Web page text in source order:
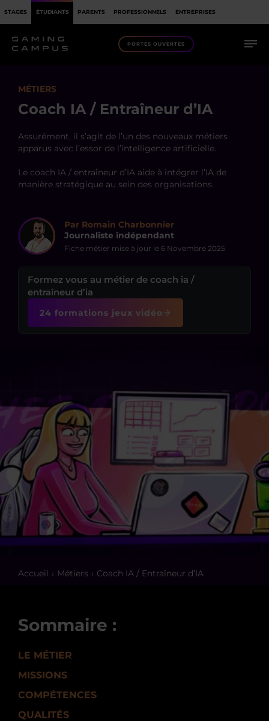
STAGES ÉTUDIANTS PARENTS PROFESSIONNELS ENTREPRISES
PORTES OUVERTES
MÉTIERS
Coach IA / Entraîneur d’IA
Assurément, il s’agit de l’un des nouveaux métiers
apparus avec l’essor de l’intelligence artificielle.
Le coach IA / entraîneur d’IA aide à intégrer l’IA de
manière stratégique au sein des organisations.
Par Romain Charbonnier
Journaliste indépendant
Fiche métier mise à jour le 6 Novembre 2025
Formez vous au métier de coach ia /
entraîneur d’ia
24 formations jeux vidéo
Accueil Métiers Coach IA / Entraîneur d’IA
Sommaire :
LE MÉTIER
MISSIONS
COMPÉTENCES
QUALITÉS